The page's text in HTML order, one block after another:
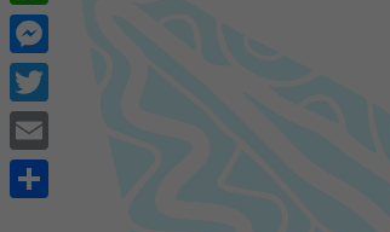
WhatsApp
Messenger
Twitter
Email